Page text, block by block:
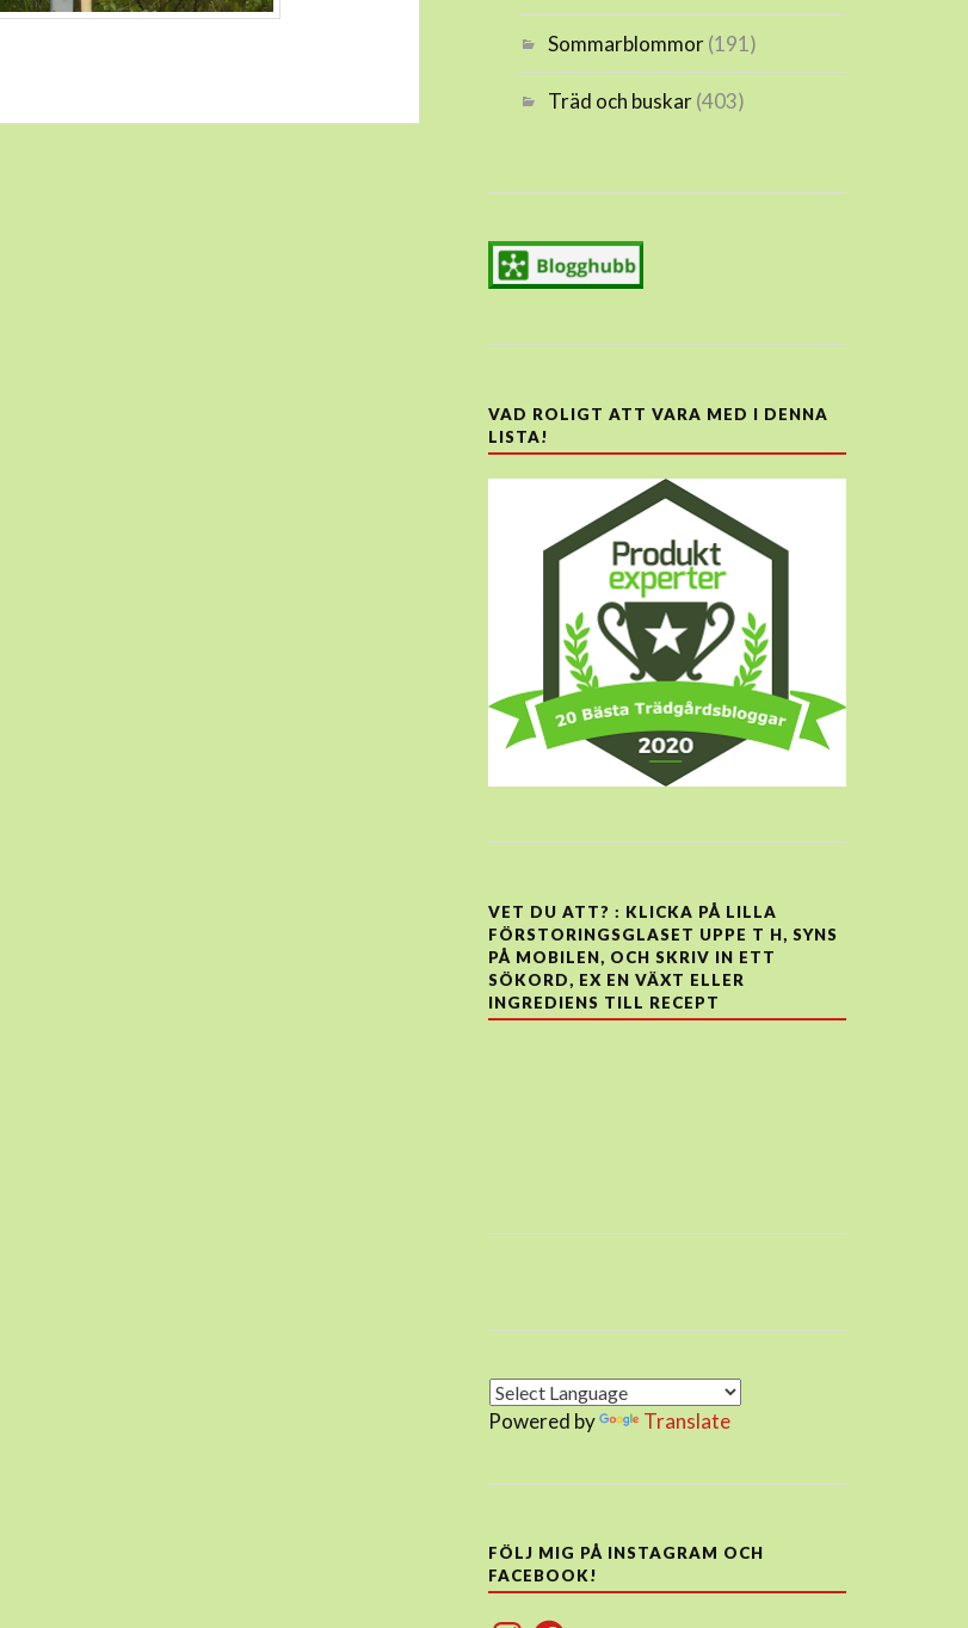
Sommarblommor(191)
Träd och buskar(403)
VAD ROLIGT ATT VARA MED I DENNA
LISTA!
VET DU ATT? : KLICKA PÅ LILLA
FÖRSTORINGSGLASET UPPE T H, SYNS
PÅ MOBILEN, OCH SKRIV IN ETT
SÖKORD, EX EN VÄXT ELLER
INGREDIENS TILL RECEPT
Powered by Translate
FÖLJ MIG PÅ INSTAGRAM OCH
FACEBOOK!